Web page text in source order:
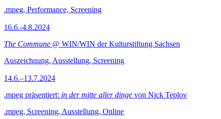
.mpeg, Performance, Screening
16.6.-4.8.2024
The Commune @ WIN/WIN der Kulturstiftung Sachsen
Auszeichnung, Ausstellung, Screening
14.6.–13.7.2024
.mpeg präsentiert: in der mitte aller dinge von Nick Teplov
.mpeg, Screening, Ausstellung, Online